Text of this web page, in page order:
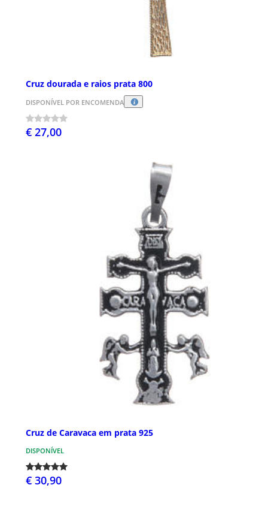
Cruz dourada e raios prata 800
DISPONÍVEL POR ENCOMENDA
€ 27,00
Cruz de Caravaca em prata 925
DISPONÍVEL
€ 30,90